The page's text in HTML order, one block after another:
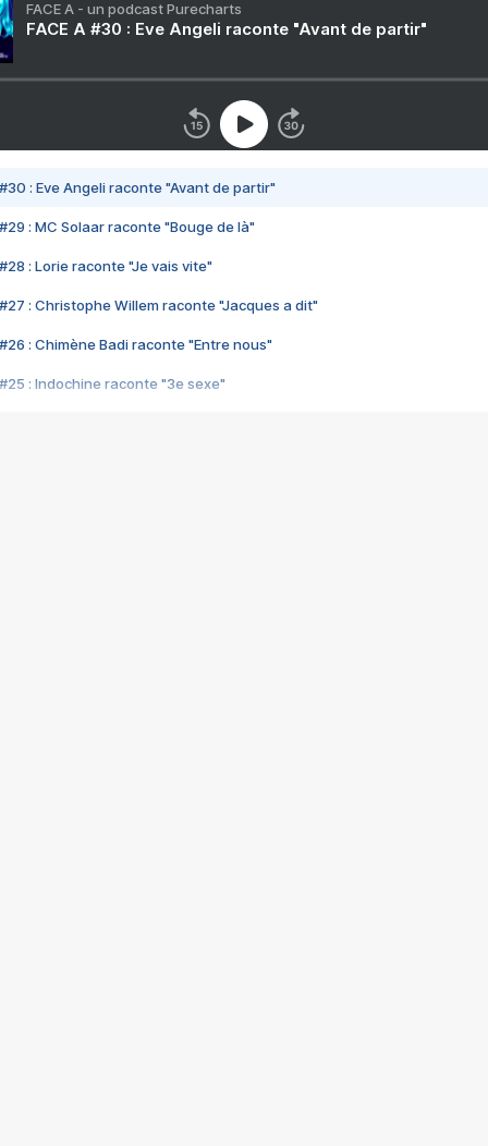
FACE A - un podcast Purecharts
FACE A #30 : Eve Angeli raconte "Avant de partir"
#30 : Eve Angeli raconte "Avant de partir"
#29 : MC Solaar raconte "Bouge de là"
#28 : Lorie raconte "Je vais vite"
#27 : Christophe Willem raconte "Jacques a dit"
#26 : Chimène Badi raconte "Entre nous"
#25 : Indochine raconte "3e sexe"